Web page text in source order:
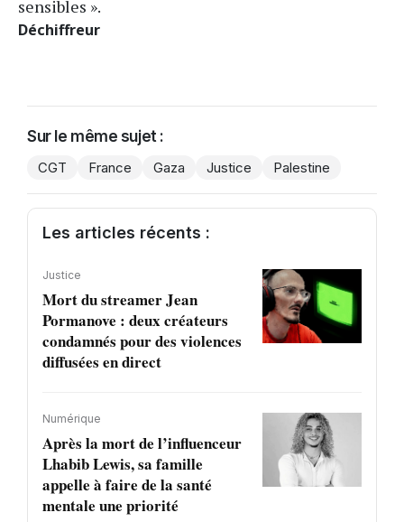
sensibles ».
Déchiffreur
Sur le même sujet :
CGT France Gaza Justice Palestine
Les articles récents :
Justice
Mort du streamer Jean
Pormanove : deux créateurs
condamnés pour des violences
diffusées en direct
Numérique
Après la mort de l’influenceur
Lhabib Lewis, sa famille
appelle à faire de la santé
mentale une priorité